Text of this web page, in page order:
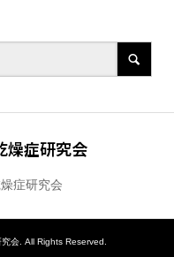
燥症研究会
症研究会
会. All Rights Reserved.